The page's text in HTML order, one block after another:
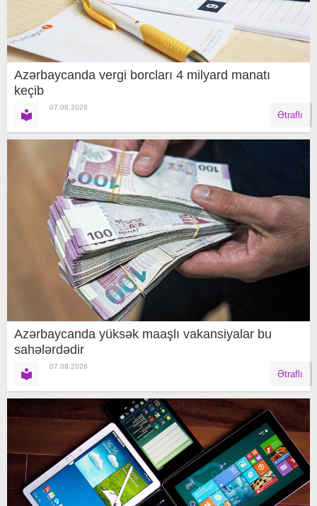
Azərbaycanda vergi borcları 4 milyard manatı
keçib
07.08.2026
Ətraflı
Azərbaycanda yüksək maaşlı vakansiyalar bu
sahələrdədir
07.08.2026
Ətraflı